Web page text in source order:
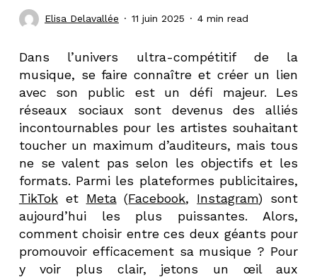
Elisa Delavallée 11 juin 2025 4 min read
Dans l’univers ultra-compétitif de la
musique, se faire connaître et créer un lien
avec son public est un défi majeur. Les
réseaux sociaux sont devenus des alliés
incontournables pour les artistes souhaitant
toucher un maximum d’auditeurs, mais tous
ne se valent pas selon les objectifs et les
formats. Parmi les plateformes publicitaires,
TikToket Meta(Facebook, Instagram) sont
aujourd’hui les plus puissantes. Alors,
comment choisir entre ces deux géants pour
promouvoir efficacement sa musique ? Pour
y voir plus clair, jetons un œil aux